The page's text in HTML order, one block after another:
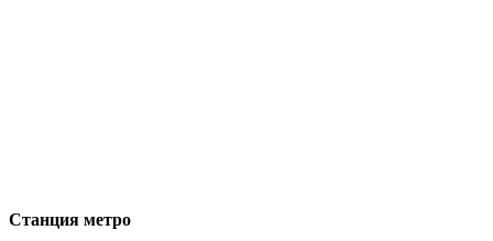
Станция метро